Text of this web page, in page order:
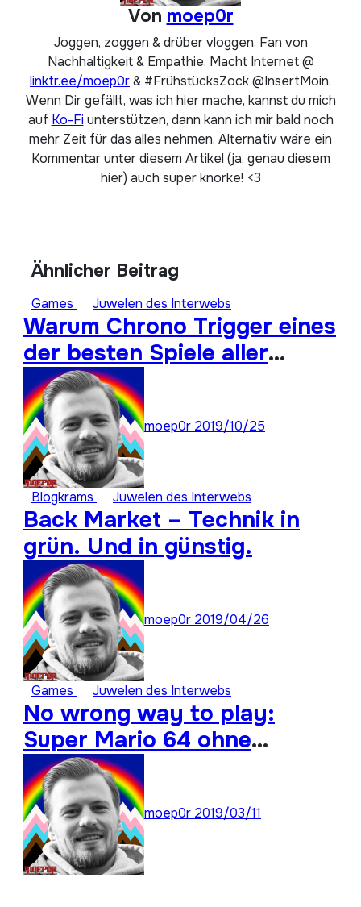
Von moep0r
Joggen, zoggen & drüber vloggen. Fan von
Nachhaltigkeit & Empathie. Macht Internet @
linktr.ee/moep0r& #FrühstücksZock @InsertMoin.
Wenn Dir gefällt, was ich hier mache, kannst du mich
auf Ko-Fiunterstützen, dann kann ich mir bald noch
mehr Zeit für das alles nehmen. Alternativ wäre ein
Kommentar unter diesem Artikel (ja, genau diesem
hier) auch super knorke! <3
Ähnlicher Beitrag
Games Juwelen des Interwebs
Warum Chrono Trigger eines
der besten Spiele aller
Zeiten ist: Super Stay
Forever 22
moep0r 2019/10/25
Blogkrams Juwelen des Interwebs
Back Market – Technik in
grün. Und in günstig.
moep0r 2019/04/26
Games Juwelen des Interwebs
No wrong way to play:
Super Mario 64 ohne
Analogstick durchspielen
moep0r 2019/03/11